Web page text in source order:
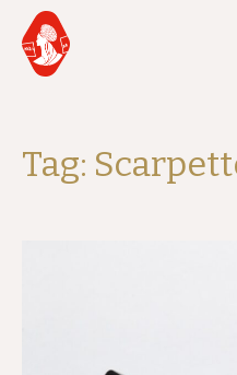
Tag: